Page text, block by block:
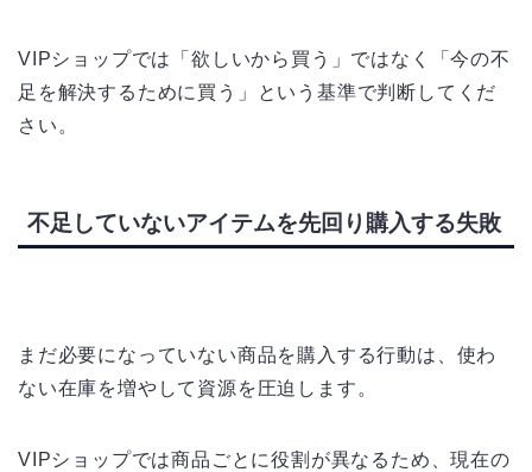
VIPショップでは「欲しいから買う」ではなく「今の不
足を解決するために買う」という基準で判断してくだ
さい。
不足していないアイテムを先回り購入する失敗
まだ必要になっていない商品を購入する行動は、使わ
ない在庫を増やして資源を圧迫します。
VIPショップでは商品ごとに役割が異なるため、現在の